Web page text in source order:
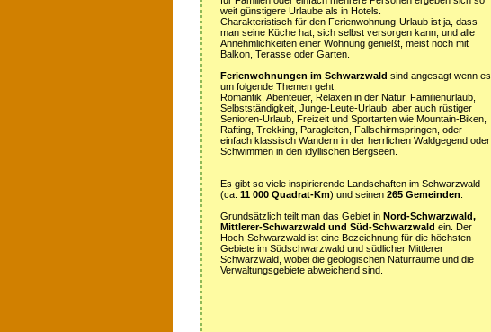
weit günstigere Urlaube als in Hotels.
Charakteristisch für den Ferienwohnung-Urlaub ist ja, dass
man seine Küche hat, sich selbst versorgen kann, und alle
Annehmlichkeiten einer Wohnung genießt, meist noch mit
Balkon, Terasse oder Garten.
Ferienwohnungen im Schwarzwald sind angesagt wenn es
um folgende Themen geht:
Romantik, Abenteuer, Relaxen in der Natur, Familienurlaub,
Selbstständigkeit, Junge-Leute-Urlaub, aber auch rüstiger
Senioren-Urlaub, Freizeit und Sportarten wie Mountain-Biken,
Rafting, Trekking, Paragleiten, Fallschirmspringen, oder
einfach klassisch Wandern in der herrlichen Waldgegend oder
Schwimmen in den idyllischen Bergseen.
Es gibt so viele inspirierende Landschaften im Schwarzwald
(ca. 11 000 Quadrat-Km) und seinen 265 Gemeinden:
Grundsätzlich teilt man das Gebiet in Nord-Schwarzwald,
Mittlerer-Schwarzwald und Süd-Schwarzwald ein. Der
Hoch-Schwarzwald ist eine Bezeichnung für die höchsten
Gebiete im Südschwarzwald und südlicher Mittlerer
Schwarzwald, wobei die geologischen Naturräume und die
Verwaltungsgebiete abweichend sind.